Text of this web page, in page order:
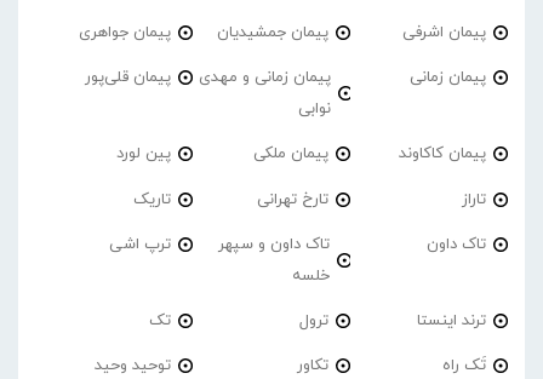
پیمان اشرفی پیمان جمشیدیان پیمان جواهری
پیمان زمانی
پیمان زمانی و مهدی
نوابی
پیمان قلی‌پور
پیمان کاکاوند پیمان ملکی پین لورد
تاراز تارخ تهرانی تاریک
تاک داون
تاک داون و سپهر
خلسه
ترپ اشی
ترند اینستا ترول تک
تَک راه تکاور توحید وحید